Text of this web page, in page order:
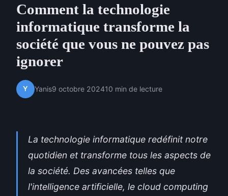
Comment la technologie
informatique transforme la
société que vous ne pouvez pas
ignorer
Y Yanis9 octobre 202410 min de lecture
La technologie informatique redéfinit notre
quotidien et transforme tous les aspects de
la société. Des avancées telles que
l'intelligence artificielle, le cloud computing